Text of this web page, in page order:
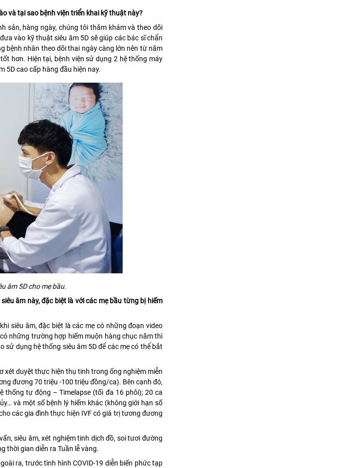
và tại sao bệnh viện triển khai kỹ thuật này?
sản, hàng ngày, chúng tôi thăm khám và theo dõi
vào kỹ thuật siêu âm 5D sẽ giúp các bác sĩ chẩn
bệnh nhân theo dõi thai ngày càng lớn nên từ năm
hơn. Hiện tại, bệnh viện sử dụng 2 hệ thống máy
5D cao cấp hàng đầu hiện nay.
âm 5D cho mẹ bầu.
âm này, đặc biệt là với các mẹ bầu từng bị hiếm
siêu âm, đặc biệt là các mẹ có những đoạn video
những trường hợp hiếm muộn hàng chục năm thì
sử dụng hệ thống siêu âm 5D để các mẹ có thể bắt
xét duyệt thực hiện thụ tinh trong ống nghiệm miễn
đương 70 triệu -100 triệu đồng/ca). Bên cạnh đó,
thống tự động – Timelapse (tối đa 16 phôi); 20 ca
và một số bệnh lý hiếm khác (không giới hạn số
các gia đình thực hiện IVF có giá trị tương đương
siêu âm, xét nghiệm tinh dịch đồ, soi tươi đường
thời gian diễn ra Tuần lễ vàng.
ra, trước tình hình COVID-19 diễn biến phức tạp